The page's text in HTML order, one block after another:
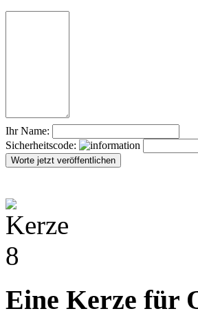
Ihr Name:
Sicherheitscode:
Eine Kerze für